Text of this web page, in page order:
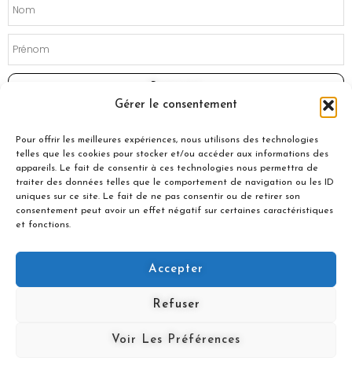
Gérer le consentement
Pour offrir les meilleures expériences, nous utilisons des technologies
telles que les cookies pour stocker et/ou accéder aux informations des
appareils. Le fait de consentir à ces technologies nous permettra de
traiter des données telles que le comportement de navigation ou les ID
uniques sur ce site. Le fait de ne pas consentir ou de retirer son
consentement peut avoir un effet négatif sur certaines caractéristiques
et fonctions.
Accepter
Refuser
Voir Les Préférences
Avec le soutien de :